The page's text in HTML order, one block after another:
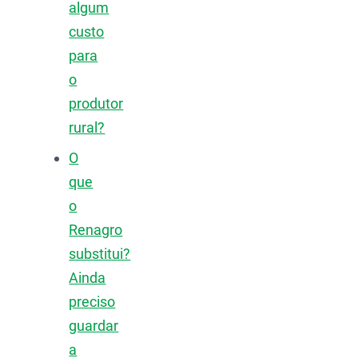
algum
custo
para
o
produtor
rural?
O
que
o
Renagro
substitui?
Ainda
preciso
guardar
a